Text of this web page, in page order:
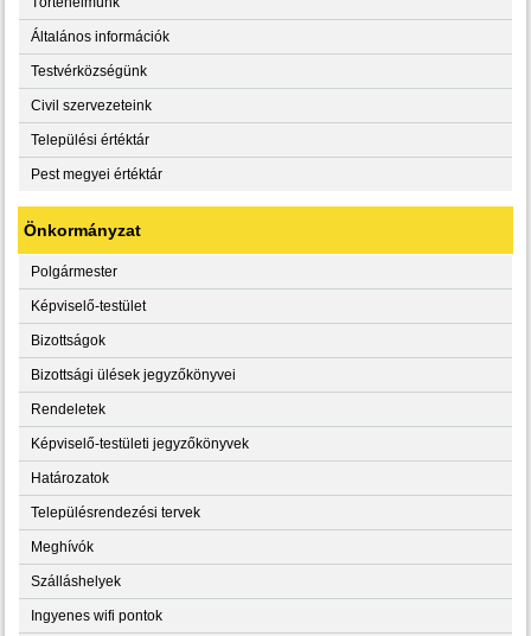
Általános információk
Testvérközségünk
Civil szervezeteink
Települési értéktár
Pest megyei értéktár
Önkormányzat
Polgármester
Képviselő-testület
Bizottságok
Bizottsági ülések jegyzőkönyvei
Rendeletek
Képviselő-testületi jegyzőkönyvek
Határozatok
Településrendezési tervek
Meghívók
Szálláshelyek
Ingyenes wifi pontok